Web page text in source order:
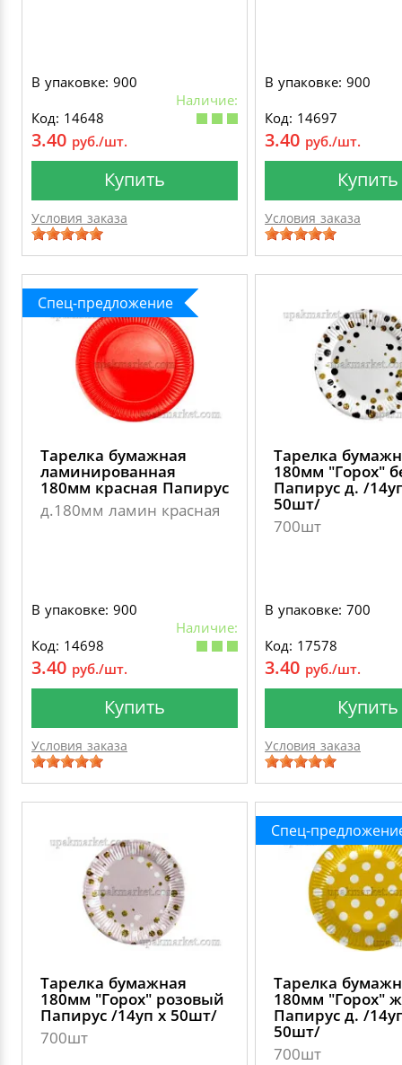
В упаковке: 900
Наличие:
Код: 14648
3.40 руб./шт.
Купить
Условия заказа
В упаковке: 900
Код: 14697
3.40 руб./шт.
Купить
Условия заказа
Спец-предложение
Тарелка бумажная
ламинированная
180мм красная Папирус
д.180мм ламин красная
В упаковке: 900
Наличие:
Код: 14698
3.40 руб./шт.
Купить
Условия заказа
Тарелка
180мм "Горох"
Папирус д. /
50шт/
700шт
В упаковке: 700
Код: 17578
3.40 руб./шт.
Купить
Условия заказа
Тарелка бумажная
180мм "Горох" розовый
Папирус /14уп х 50шт/
700шт
Спец-
Тарелка
180мм "Горох"
Папирус д. /
50шт/
700шт